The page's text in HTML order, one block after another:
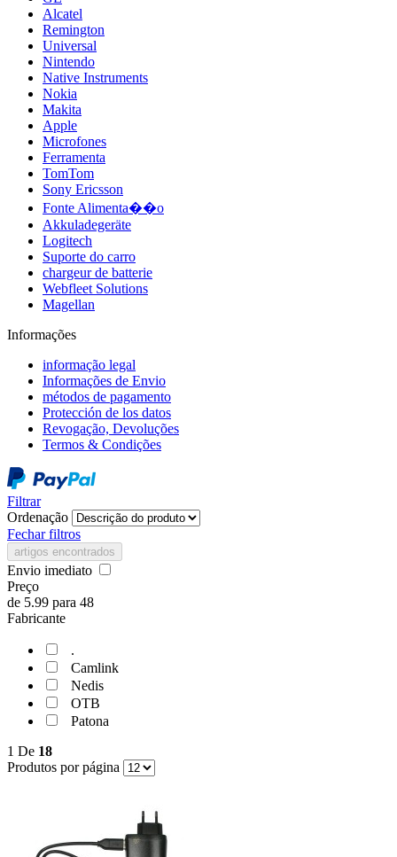
Alcatel
Remington
Universal
Nintendo
Native Instruments
Nokia
Makita
Apple
Microfones
Ferramenta
TomTom
Sony Ericsson
Fonte Alimenta��o
Akkuladegeräte
Logitech
Suporte do carro
chargeur de batterie
Webfleet Solutions
Magellan
Informações
informação legal
Informações de Envio
métodos de pagamento
Protección de los datos
Revogação, Devoluções
Termos & Condições
Filtrar
Ordenação
Fechar filtros
artigos encontrados
Envio imediato
Preço
de 5.99 para 48
Fabricante
.
Camlink
Nedis
OTB
Patona
1 De 18
Produtos por página